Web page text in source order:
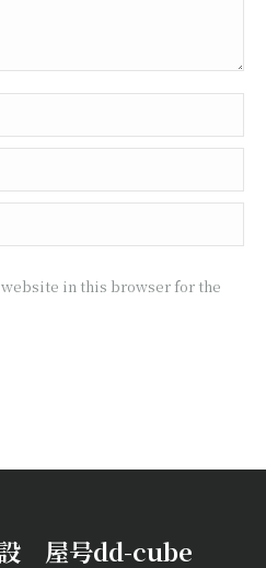
website in this browser for the
屋号dd-cube